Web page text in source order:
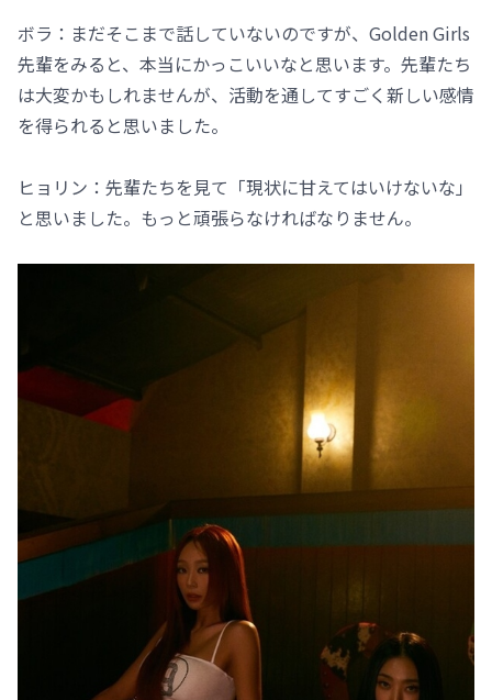
ボラ：まだそこまで話していないのですが、Golden Girls
先輩をみると、本当にかっこいいなと思います。先輩たち
は大変かもしれませんが、活動を通してすごく新しい感情
を得られると思いました。
ヒョリン：先輩たちを見て「現状に甘えてはいけないな」
と思いました。もっと頑張らなければなりません。